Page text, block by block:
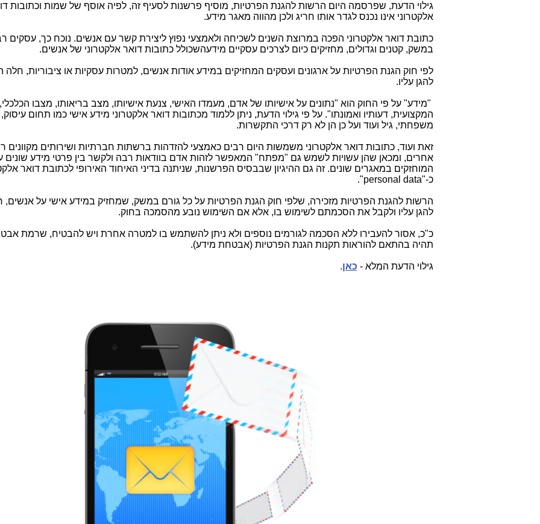
גילוי הדעת, שפרסמה היום הרשות להגנת הפרטיות, מוסיף פרשנות לסעיף זה, לפיה אוסף של שמות וכתובות
אלקטרוני אינו נכנס לגדר אותו חריג ולכן מהווה מאגר מידע.
כתובת דואר אלקטרוני הפכה במרוצת השנים לשכיחה ולאמצעי נפוץ ליצירת קשר עם אנשים. נוכח כך, עסקים
במשק, קטנים וגדולים, מחזיקים כיום לצרכים עסקיים מידעהשכולל כתובות דואר אלקטרוני של אנשים.
לפי חוק הגנת הפרטיות על ארגונים ועסקים המחזיקים במידע אודות אנשים, למטרות עסקיות או ציבוריות, חלה
להגן עליו.
"מידע" על פי החוק הוא "נתונים על אישיותו של אדם, מעמדו האישי, צנעת אישיותו, מצב בריאותו, מצבו
המקצועית, דעותיו ואמונתו". על פי גילוי הדעת, ניתן ללמוד מכתובות דואר אלקטרוני מידע אישי כמו תחום
משפחתי, גיל ועוד ועל כן הן לא רק דרכי התקשרות.
זאת ועוד, כתובות דואר אלקטרוני משמשות היום רבים כאמצעי להזדהות ברשתות חברתיות ושירותים מקוונים
אחרים, ומכאן שהן עשויות לשמש גם "מפתח" המאפשר לזהות אדם בוודאות רבה ולקשר בין פרטי מידע שונים
המוחזקים במאגרים שונים. זה גם ההיגיון שבבסיס הפרשנות, שניתנה בדיני האיחוד האירופי לכתובת דואר
כ-"personal data".
הרשות להגנת הפרטיות מזכירה, שלפי חוק הגנת הפרטיות על כל גורם במשק, שמחזיק במידע אישי על אנשים,
להגן עליו ולקבל את הסכמתם לשימוש בו, אלא אם השימוש נובע מהסמכה בחוק.
כ"כ, אסור להעבירו ללא הסכמה לגורמים נוספים ולא ניתן להשתמש בו למטרה אחרת ויש להבטיח, שרמת
תהיה בהתאם להוראות תקנות הגנת הפרטיות (אבטחת מידע).
גילוי הדעת המלא - כאן.